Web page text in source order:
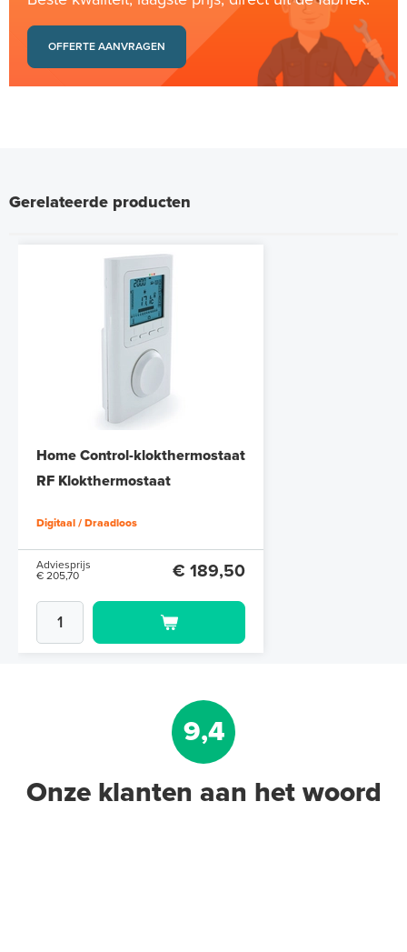
OFFERTE AANVRAGEN
Gerelateerde producten
Home Control-klokthermostaat
RF Klokthermostaat
Digitaal / Draadloos
Adviesprijs
€ 205,70
€ 189,50
9,4
Onze klanten aan het woord